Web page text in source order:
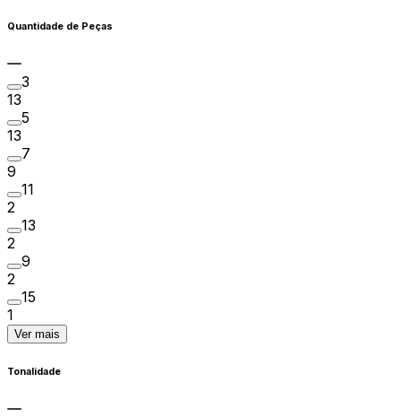
Quantidade de Peças
3
13
5
13
7
9
11
2
13
2
9
2
15
1
Ver mais
Tonalidade